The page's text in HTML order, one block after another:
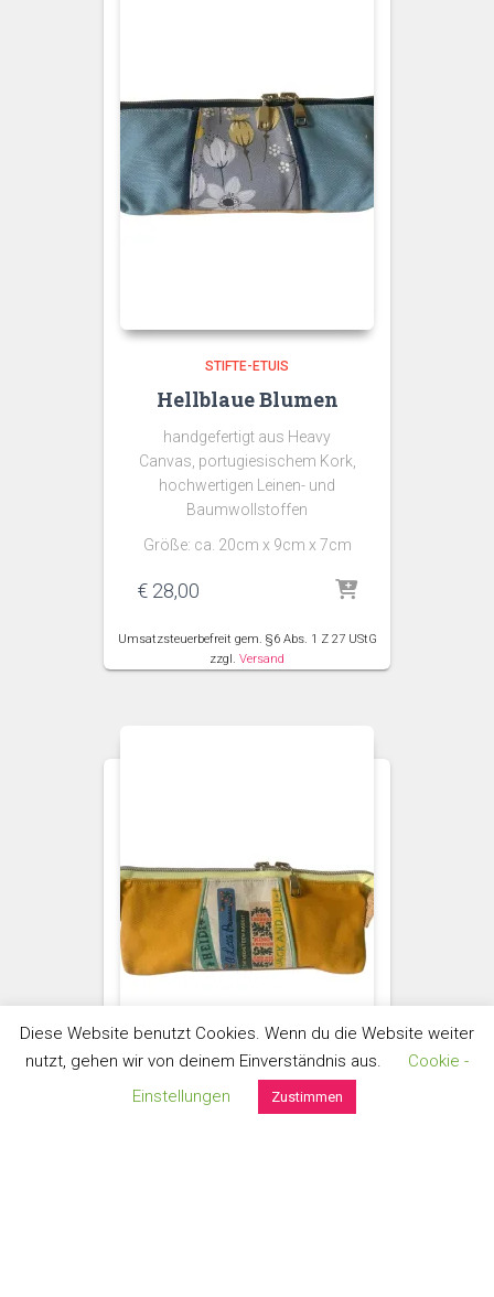
STIFTE-ETUIS
Hellblaue Blumen
handgefertigt aus Heavy
Canvas, portugiesischem Kork,
hochwertigen Leinen- und
Baumwollstoffen
Größe: ca. 20cm x 9cm x 7cm
€ 28,00
Umsatzsteuerbefreit gem. §6 Abs. 1 Z 27 UStG
zzgl. Versand
Diese Website benutzt Cookies. Wenn du die Website weiter
nutzt, gehen wir von deinem Einverständnis aus.
Cookie -
Einstellungen
Zustimmen